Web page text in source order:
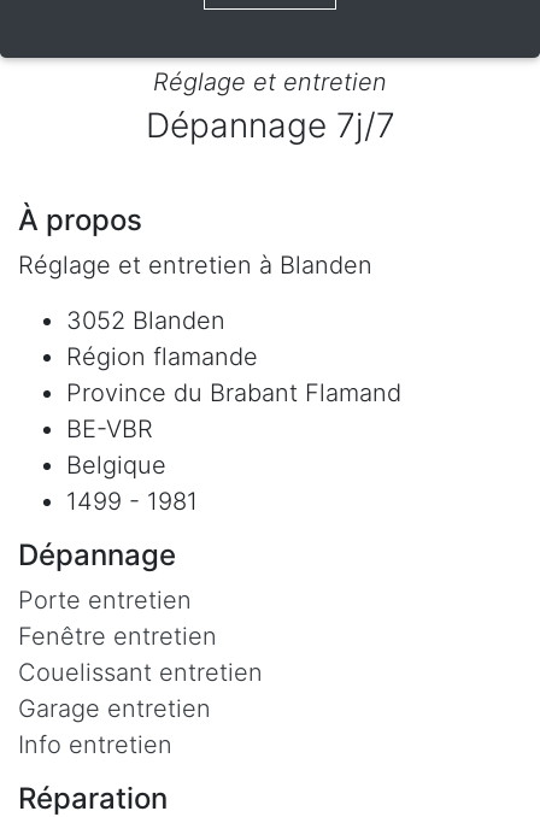
Réglage et entretien
Dépannage 7j/7
À propos
Réglage et entretien à Blanden
3052 Blanden
Région flamande
Province du Brabant Flamand
BE-VBR
Belgique
1499 - 1981
Dépannage
Porte entretien
Fenêtre entretien
Couelissant entretien
Garage entretien
Info entretien
Réparation